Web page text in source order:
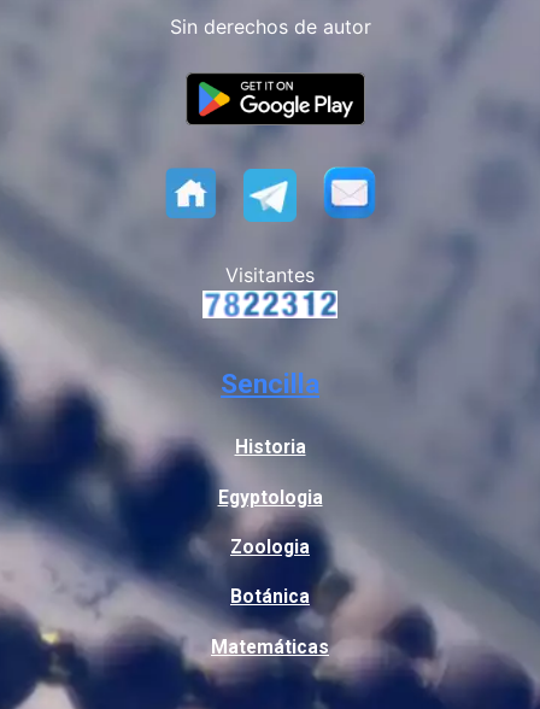
Sin derechos de autor
Visitantes
Sencilla
Historia
Egyptologia
Zoologia
Botánica
Matemáticas